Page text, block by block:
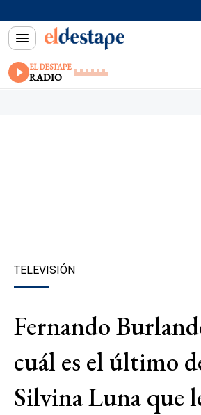
EL DESTAPE
RADIO
TELEVISIÓN
Fernando
cuál es el último
Silvina Luna que